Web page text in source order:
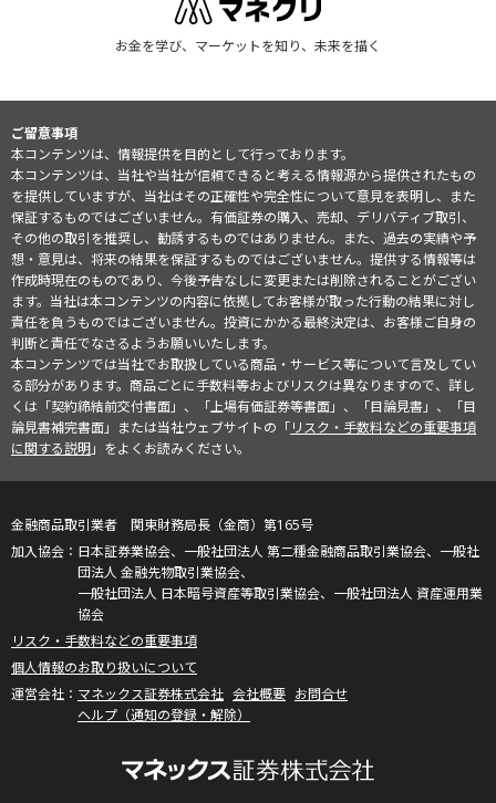
お金を学び、マーケットを知り、未来を描く
ご留意事項
本コンテンツは、情報提供を目的として行っております。
本コンテンツは、当社や当社が信頼できると考える情報源から提供されたもの
を提供していますが、当社はその正確性や完全性について意見を表明し、また
保証するものではございません。有価証券の購入、売却、デリバティブ取引、
その他の取引を推奨し、勧誘するものではありません。また、過去の実績や予
想・意見は、将来の結果を保証するものではございません。提供する情報等は
作成時現在のものであり、今後予告なしに変更または削除されることがござい
ます。当社は本コンテンツの内容に依拠してお客様が取った行動の結果に対し
責任を負うものではございません。投資にかかる最終決定は、お客様ご自身の
判断と責任でなさるようお願いいたします。
本コンテンツでは当社でお取扱している商品・サービス等について言及してい
る部分があります。商品ごとに手数料等およびリスクは異なりますので、詳し
くは「契約締結前交付書面」、「上場有価証券等書面」、「目論見書」、「目
論見書補完書面」または当社ウェブサイトの「リスク・手数料などの重要事項
に関する説明」をよくお読みください。
金融商品取引業者 関東財務局長（金商）第165号
日本証券業協会、一般社団法人 第二種金融商品取引業協会、一般社
団法人 金融先物取引業協会、
一般社団法人 日本暗号資産等取引業協会、一般社団法人 資産運用業
協会
リスク・手数料などの重要事項
個人情報のお取り扱いについて
マネックス証券株式会社 会社概要 お問合せ
ヘルプ（通知の登録・解除）